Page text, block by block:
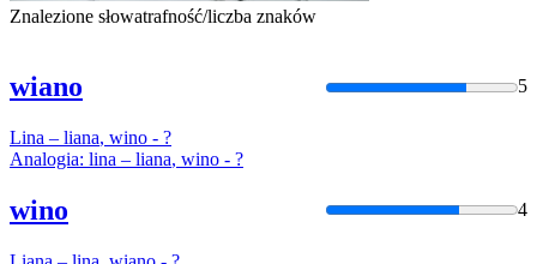
Znalezione słowatrafność/liczba znaków
wiano 5
Lina – liana, wino - ?
Analogia: lina – liana, wino - ?
wino 4